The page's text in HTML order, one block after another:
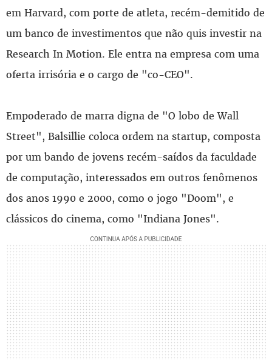
em Harvard, com porte de atleta, recém-demitido de
um banco de investimentos que não quis investir na
Research In Motion. Ele entra na empresa com uma
oferta irrisória e o cargo de "co-CEO".
Empoderado de marra digna de "O lobo de Wall
Street", Balsillie coloca ordem na startup, composta
por um bando de jovens recém-saídos da faculdade
de computação, interessados em outros fenômenos
dos anos 1990 e 2000, como o jogo "Doom", e
clássicos do cinema, como "Indiana Jones".